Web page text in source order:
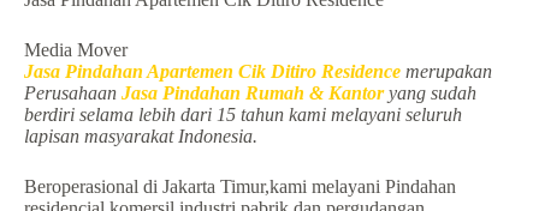
Media Mover
Jasa Pindahan Apartemen Cik Ditiro Residence merupakan
Perusahaan Jasa Pindahan Rumah & Kantor yang sudah
berdiri selama lebih dari 15 tahun kami melayani seluruh
lapisan masyarakat Indonesia.
Beroperasional di Jakarta Timur,kami melayani Pindahan